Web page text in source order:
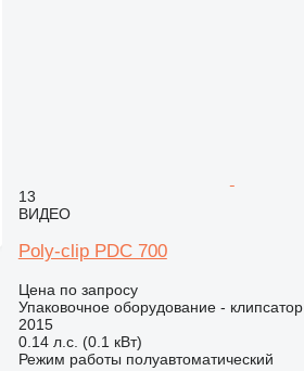
13
ВИДЕО
Poly-clip PDC 700
Цена по запросу
Упаковочное оборудование - клипсатор
2015
0.14 л.с. (0.1 кВт)
Режим работы полуавтоматический